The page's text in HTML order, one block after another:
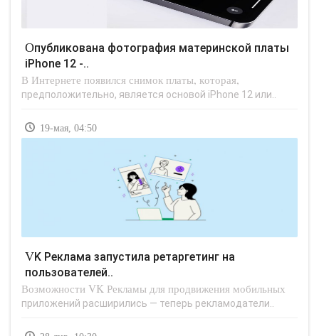
Опубликована фотография материнской платы
iPhone 12 -..
В Интернете появился снимок платы, которая,
предположительно, является основой iPhone 12 или..
19-мая, 04:50
VK Реклама запустила ретаргетинг на
пользователей..
Возможности VK Рекламы для продвижения мобильных
приложений расширились — теперь рекламодатели..